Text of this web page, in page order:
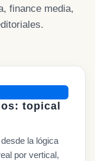
finance media,
topical
la lógica
por vertical,